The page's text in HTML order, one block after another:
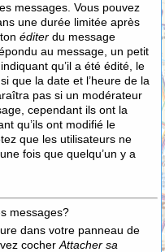
messages. Vous pouvez
une durée limitée après
éditer du message
au message, un petit
qu’il a été édité, le
que la date et l’heure de la
pas si un modérateur
cependant ils ont la
qu’ils ont modifié le
que les utilisateurs ne
fois que quelqu’un y a
messages?
dans votre panneau de
cocher Attacher sa